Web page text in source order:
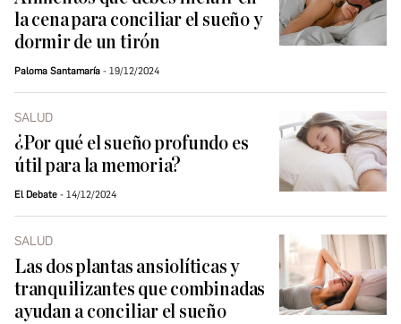
la cena para conciliar el sueño y
dormir de un tirón
Paloma Santamaría 19/12/2024
SALUD
¿Por qué el sueño profundo es
útil para la memoria?
El Debate 14/12/2024
SALUD
Las dos plantas ansiolíticas y
tranquilizantes que combinadas
ayudan a conciliar el sueño